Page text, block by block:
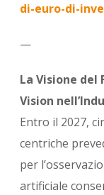
di-euro-di-
—
La Visione del
Vision
Entro il 2027,
centriche
per
artificiale